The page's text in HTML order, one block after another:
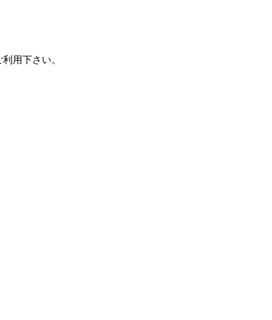
用下さい。